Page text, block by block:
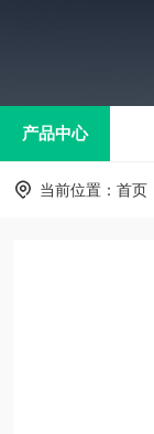
产品中心
当前位置： 首页